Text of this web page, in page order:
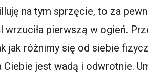
na tym sprzęcie, to za
pierwszą w ogień.
jak różnimy się od siebie
jest wadą i odwrotnie.